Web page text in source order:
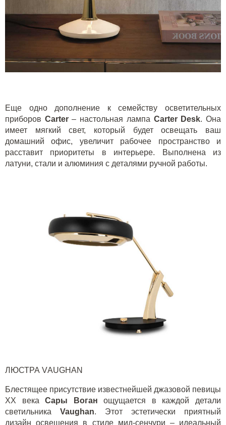
Еще одно дополнение к семейству осветительных
приборов Carter– настольная лампа Carter Desk. Она
имеет мягкий свет, который будет освещать ваш
домашний офис, увеличит рабочее пространство и
расставит приоритеты в интерьере. Выполнена из
латуни, стали и алюминия с деталями ручной работы.
ЛЮСТРА VAUGHAN
Блестящее присутствие известнейшей джазовой певицы
XX векаСары Воган ощущается в каждой детали
светильника Vaughan. Этот эстетически приятный
дизайн освещения в стиле мид-сенчури – идеальный